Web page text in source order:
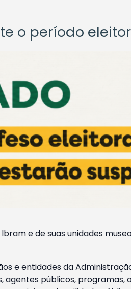
o período
e de suas unidades
e entidades da
públicos, programas,